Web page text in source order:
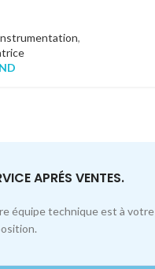
,
APRÉS VENTES.
équipe technique est à votre